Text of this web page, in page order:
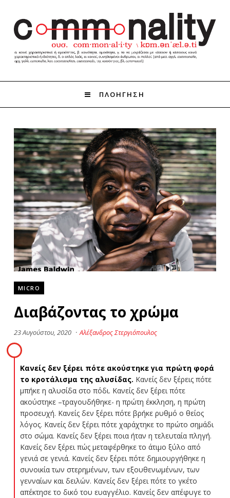
ΠΛΟΗΓΗΣΗ
MICRO
Διαβάζοντας το χρώμα
23 Αυγούστου, 2020 · Αλέξανδρος Στεργιόπουλος
Κανείς δεν ξέρει πότε ακούστηκε για πρώτη φορά
το κροτάλισμα της αλυσίδας. Κανείς δεν ξέρεις πότε
μπήκε η αλυσίδα στο πόδι. Κανείς δεν ξέρει πότε
ακούστηκε –τραγουδήθηκε- η πρώτη έκκληση, η πρώτη
προσευχή. Κανείς δεν ξέρει πότε βρήκε ρυθμό ο θείος
λόγος. Κανείς δεν ξέρει πότε χαράχτηκε το πρώτο σημάδι
στο σώμα. Κανείς δεν ξέρει ποια ήταν η τελευταία πληγή.
Κανείς δεν ξέρει πώς μεταφέρθηκε το άτιμο ξύλο από
γενιά σε γενιά. Κανείς δεν ξέρει πότε δημιουργήθηκε η
συνοικία των στερημένων, των εξουθενωμένων, των
γενναίων και δειλών. Κανείς δεν ξέρει πότε το γκέτο
απέκτησε το δικό του ευαγγέλιο. Κανείς δεν απέφυγε το